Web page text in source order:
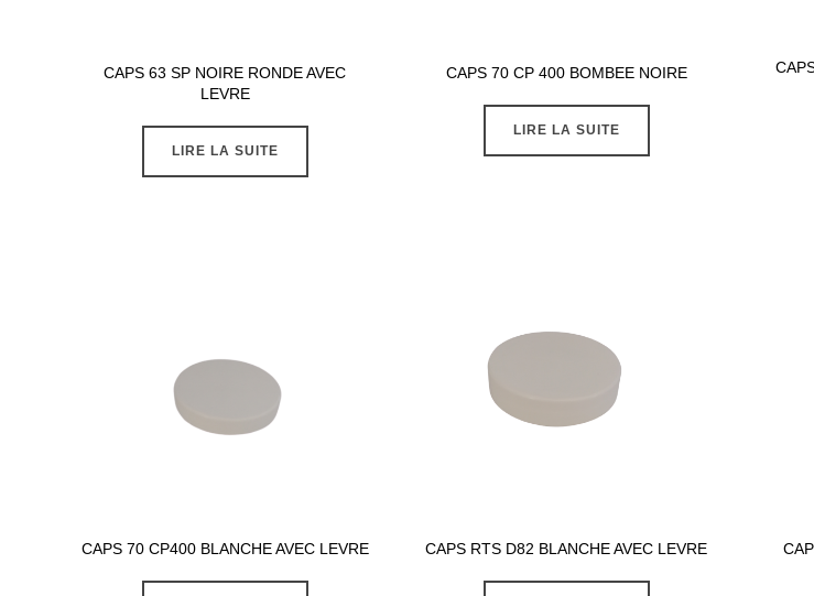
CAPS 63 SP NOIRE RONDE AVEC
LEVRE
LIRE LA SUITE
CAPS 70 CP 400 BOMBEE NOIRE
LIRE LA SUITE
CAPS 70 CP400 BLANCHE AVEC LEVRE CAPS RTS D82 BLANCHE AVEC LEVRE